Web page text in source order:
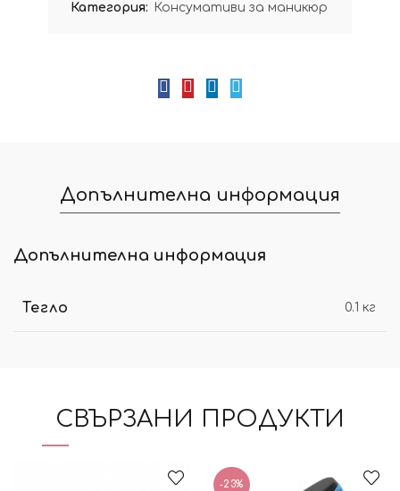
Категория: Консумативи за маникюр
Допълнителна информация
Допълнителна информация
Тегло 0.1 кг
СВЪРЗАНИ ПРОДУКТИ
-23%